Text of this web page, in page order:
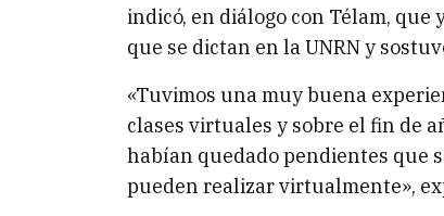
indicó, en diálogo con Télam, que
que se dictan en la UNRN y
«Tuvimos una muy buena
clases virtuales y sobre el fin de
habían quedado pendientes que
pueden realizar virtualmente»,